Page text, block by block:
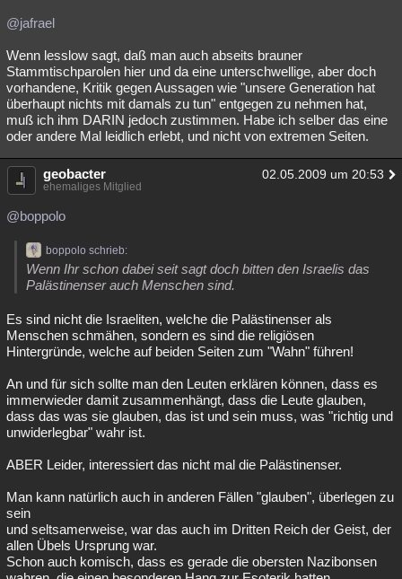
@jafrael
Wenn lesslow sagt, daß man auch abseits brauner
Stammtischparolen hier und da eine unterschwellige, aber doch
vorhandene, Kritik gegen Aussagen wie "unsere Generation hat
überhaupt nichts mit damals zu tun" entgegen zu nehmen hat,
muß ich ihm DARIN jedoch zustimmen. Habe ich selber das eine
oder andere Mal leidlich erlebt, und nicht von extremen Seiten.
geobacter 02.05.2009 um 20:53
ehemaliges Mitglied
@boppolo
boppolo schrieb:
Wenn Ihr schon dabei seit sagt doch bitten den Israelis das
Palästinenser auch Menschen sind.
Es sind nicht die Israeliten, welche die Palästinenser als
Menschen schmähen, sondern es sind die religiösen
Hintergründe, welche auf beiden Seiten zum "Wahn" führen!
An und für sich sollte man den Leuten erklären können, dass es
immerwieder damit zusammenhängt, dass die Leute glauben,
dass das was sie glauben, das ist und sein muss, was "richtig und
unwiderlegbar" wahr ist.
ABER Leider, interessiert das nicht mal die Palästinenser.
Man kann natürlich auch in anderen Fällen "glauben", überlegen zu
sein
und seltsamerweise, war das auch im Dritten Reich der Geist, der
allen Übels Ursprung war.
Schon auch komisch, dass es gerade die obersten Nazibonsen